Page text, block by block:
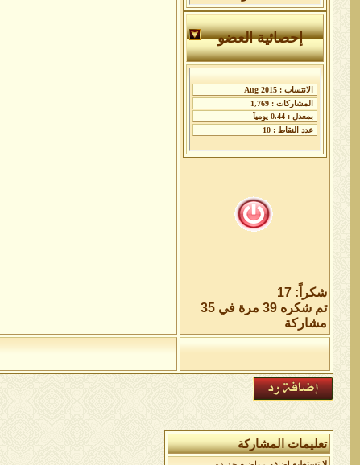
إحصائية العضو
شكراً: 17
تم شكره 39 مرة في 35
مشاركة
تعليمات المشاركة